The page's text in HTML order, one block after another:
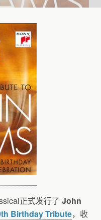
正式发行了 John
Birthday Tribute，收